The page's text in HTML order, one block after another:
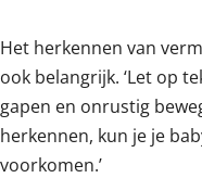
Het herkennen van
ook belangrijk. ‘Let op
gapen en onrustig
herkennen, kun je je
voorkomen.’